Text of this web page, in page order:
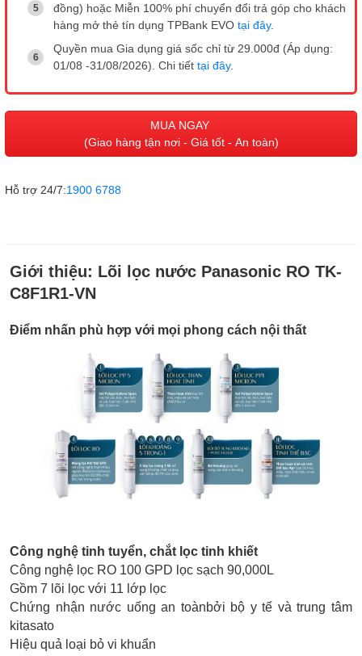
đồng) hoặc Miễn 100% phí chuyển đổi trả góp cho khách
hàng mở thẻ tín dụng TPBank EVO tại đây.
Quyền mua Gia dụng giá sốc chỉ từ 29.000đ (Áp dụng:
01/08 -31/08/2026). Chi tiết tại đây.
MUA NGAY
(Giao hàng tận nơi - Giá tốt - An toàn)
Hỗ trợ 24/7:1900 6788
Giới thiệu: Lõi lọc nước Panasonic RO TK-
C8F1R1-VN
Điểm nhấn phù hợp với mọi phong cách nội thất
Công nghệ tinh tuyển, chắt lọc tinh khiết
Công nghệ lọc RO 100 GPD lọc sạch 90,000L
Gồm 7 lõi lọc với 11 lớp lọc
Chứng nhận nước uống an toànbởi bộ y tế và trung tâm
kitasato
Hiệu quả loại bỏ vi khuẩn